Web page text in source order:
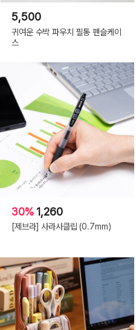
5,500
귀여운 수박 파우치 필통 펜슬케이
스
30% 1,260
[제브라] 사라사클립 (0.7mm)